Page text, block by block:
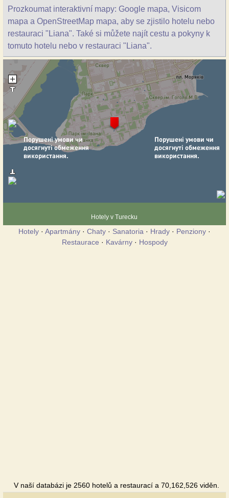
Prozkoumat interaktivní mapy: Google mapa, Visicom
mapa a OpenStreetMap mapa, aby se zjistilo hotelu nebo
restauraci "Liana". Také si můžete najít cestu a pokyny k
tomuto hotelu nebo v restauraci "Liana".
Hotely v Turecku
Hotely · Apartmány · Chaty · Sanatoria · Hrady · Penziony ·
Restaurace · Kavárny· Hospody
V naší databázi je 2560 hotelů a restaurací a 70,162,526 viděn.